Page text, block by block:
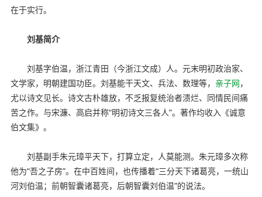
在于实行。
刘基简介
刘基字伯温，浙江青田（今浙江文成）人。元末明初政治家、
文学家，明朝建国功臣。刘基能干天文、兵法、数理等， 亲子网，
尤以诗文见长。诗文古朴雄放，不乏报复统治者溃烂、同情民间痛
苦之作。与宋濂、高启并称“明初诗文三各人”。著作均收入《诚意
伯文集》。
刘基副手朱元璋平天下，打算立定，人莫能测。朱元璋多次称
他为“吾之子房”。在中百姓间，也传播着“三分天下诸葛亮，一统山
河刘伯温；前朝智囊诸葛亮，后朝智囊刘伯温”的说法。